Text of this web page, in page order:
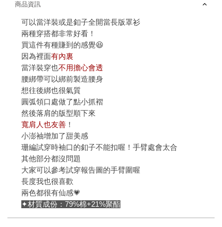
商品資訊
可以當洋裝或是釦子全開當長版罩衫
兩種穿搭都非常好看！
買這件有種賺到的感覺😆
因為裡面有內裏
當洋裝穿也不用擔心會透
腰綁帶可以綁前製造腰身
想往後綁也很氣質
圓弧領口處做了點小抓褶
然後落肩的版型順下來
寬肩人也友善 ！
小澎袖增加了甜美感
珊編試穿時袖口的釦子不能扣喔！手臂處會太合
其他部分都沒問題
大家可以參考試穿報告圖的手臂圍喔
長度我也很喜歡
兩色都很有仙感💗
✦材質成份：79%棉+21%聚酯